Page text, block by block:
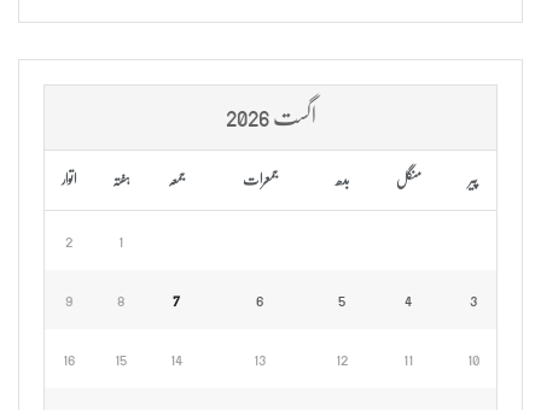
اگست 2026
پیر منگل بدھ جمعرات جمعہ ہفتہ اتوار
1
2
3
4
5
6
7
8
9
10
11
12
13
14
15
16